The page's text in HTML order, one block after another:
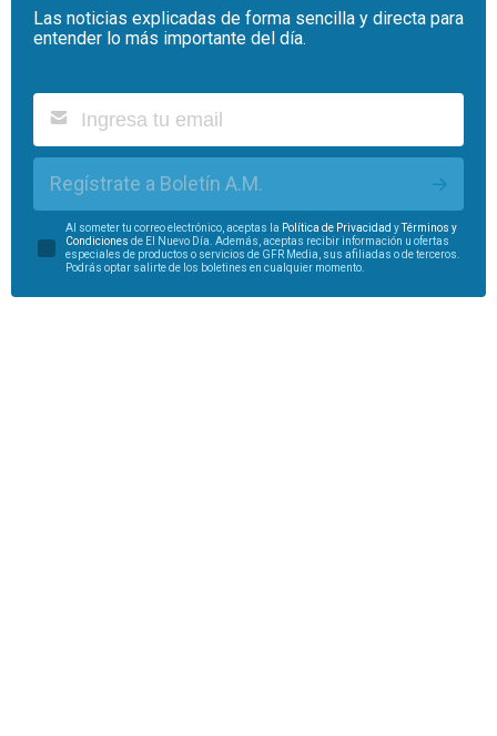
Las noticias explicadas de forma sencilla y directa para
entender lo más importante del día.
Regístrate a Boletín A.M.
Al someter tu correo electrónico, aceptas la Política de Privacidad yTérminos y
Condiciones de El Nuevo Día. Además, aceptas recibir información u ofertas
especiales de productos o servicios de GFR Media, sus afiliadas o de terceros.
Podrás optar salirte de los boletines en cualquier momento.